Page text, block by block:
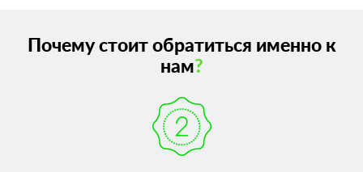
Почему стоит обратиться именно к
нам?